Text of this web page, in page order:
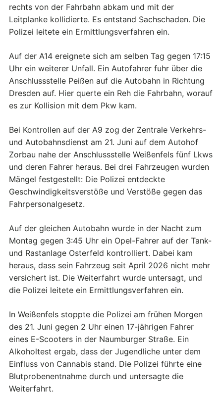
rechts von der Fahrbahn abkam und mit der
Leitplanke kollidierte. Es entstand Sachschaden. Die
Polizei leitete ein Ermittlungsverfahren ein.
Auf der A14 ereignete sich am selben Tag gegen 17:15
Uhr ein weiterer Unfall. Ein Autofahrer fuhr über die
Anschlussstelle Peißen auf die Autobahn in Richtung
Dresden auf. Hier querte ein Reh die Fahrbahn, worauf
es zur Kollision mit dem Pkw kam.
Bei Kontrollen auf der A9 zog der Zentrale Verkehrs-
und Autobahnsdienst am 21. Juni auf dem Autohof
Zorbau nahe der Anschlussstelle Weißenfels fünf Lkws
und deren Fahrer heraus. Bei drei Fahrzeugen wurden
Mängel festgestellt: Die Polizei entdeckte
Geschwindigkeitsverstöße und Verstöße gegen das
Fahrpersonalgesetz.
Auf der gleichen Autobahn wurde in der Nacht zum
Montag gegen 3:45 Uhr ein Opel-Fahrer auf der Tank-
und Rastanlage Osterfeld kontrolliert. Dabei kam
heraus, dass sein Fahrzeug seit April 2026 nicht mehr
versichert ist. Die Weiterfahrt wurde untersagt, und
die Polizei leitete ein Ermittlungsverfahren ein.
In Weißenfels stoppte die Polizei am frühen Morgen
des 21. Juni gegen 2 Uhr einen 17-jährigen Fahrer
eines E-Scooters in der Naumburger Straße. Ein
Alkoholtest ergab, dass der Jugendliche unter dem
Einfluss von Cannabis stand. Die Polizei führte eine
Blutprobenentnahme durch und untersagte die
Weiterfahrt.